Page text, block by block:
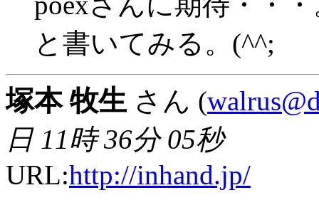
と書いてみる。(^^;
塚本 牧生 さん (
日 11時 36分 05秒
URL:http://inhand.jp/